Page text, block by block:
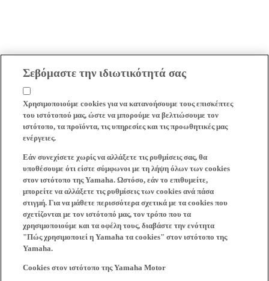
Σεβόμαστε την ιδιωτικότητά σας
Χρησιμοποιούμε cookies για να κατανοήσουμε τους επισκέπτες
του ιστότοπού μας, ώστε να μπορούμε να βελτιώσουμε τον
ιστότοπο, τα προϊόντα, τις υπηρεσίες και τις προωθητικές μας
ενέργειες.
Εάν συνεχίσετε χωρίς να αλλάξετε τις ρυθμίσεις σας, θα
υποθέσουμε ότι είστε σύμφωνοι με τη λήψη όλων των cookies
στον ιστότοπο της Yamaha. Ωστόσο, εάν το επιθυμείτε,
μπορείτε να αλλάξετε τις ρυθμίσεις των cookies ανά πάσα
στιγμή. Για να μάθετε περισσότερα σχετικά με τα cookies που
σχετίζονται με τον ιστότοπό μας, τον τρόπο που τα
χρησιμοποιούμε και τα οφέλη τους, διαβάστε την ενότητα
"Πώς χρησιμοποιεί η Yamaha τα cookies" στον ιστότοπο της
Yamaha.
Cookies στον ιστότοπο της Yamaha Motor